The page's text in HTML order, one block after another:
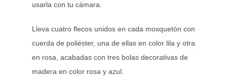
usarla con tu cámara.
Lleva cuatro flecos unidos en cada mosquetón con
cuerda de poliéster, una de ellas en color lila y otra
en rosa, acabadas con tres bolas decorativas de
madera en color rosa y azul.